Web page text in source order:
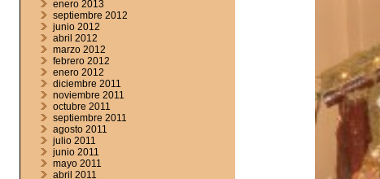
enero 2013
septiembre 2012
junio 2012
abril 2012
marzo 2012
febrero 2012
enero 2012
diciembre 2011
noviembre 2011
octubre 2011
septiembre 2011
agosto 2011
julio 2011
junio 2011
mayo 2011
abril 2011